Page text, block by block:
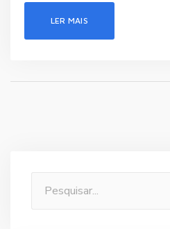
LER MAIS